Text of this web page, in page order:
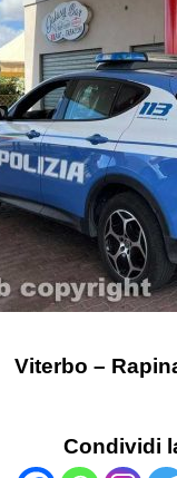
Viterbo –
Condividi